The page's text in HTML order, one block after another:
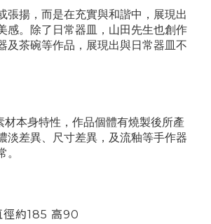
張揚，而是在充實與和諧中，展現出
感。除了日常器皿，山田先生也創作
及茶碗等作品，展現出與日常器皿不
材本身特性，作品個體有燒製後所產
淡差異、尺寸差異，及流釉等手作器
徑約185 高90